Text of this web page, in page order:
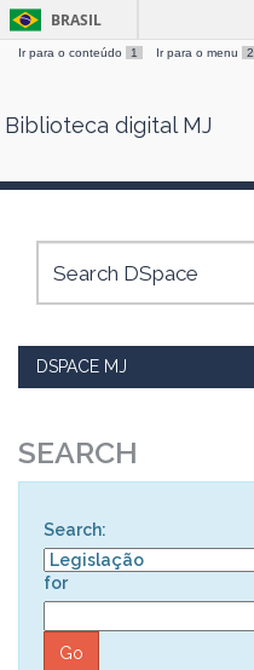
Skip
BRASIL
Ir para o conteúdo 1 Ir para o menu 2
Biblioteca digital MJ
DSPACE MJ
SEARCH
Search:
for